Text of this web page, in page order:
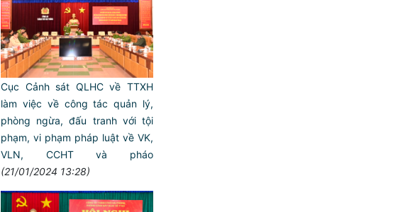
Cục Cảnh sát QLHC về TTXH
làm việc về công tác quản lý,
phòng ngừa, đấu tranh với tội
phạm, vi phạm pháp luật về VK,
VLN, CCHT và pháo
(21/01/2024 13:28)